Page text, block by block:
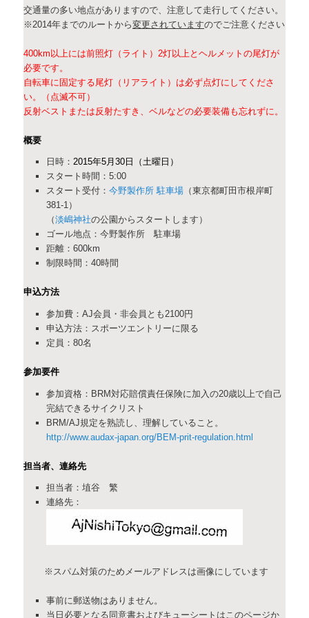
交通量の多い地点がありますので、注意して走行してください。
※2014年までのルートから変更されていますのでご注意ください
400km以上には前照灯（ライト）2灯以上とヘルメットの尾灯が
必要です。
自転車に固定する尾灯（リアライト）は必ず点灯にしてくださ
い。（点滅不可）
反射ベストまたは反射たすき、ベルなどの必要装備も忘れずに。
概要
日時： 2015年5月30日（土曜日）
スタート時間：5:00
スタート受付： 今野製作所 駐車場（東京都町田市根岸町
381-1）
（淡嶋神社の公園からスタートします）
ゴール地点：今野製作所 駐車場
距離：600km
制限時間：40時間
申込方法
参加費：AJ会員・非会員とも2100円
申込方法：スポーツエントリーに限る
定員：80名
参加要件
参加資格：BRM対応賠償責任保険に加入の20歳以上で自己
完結できるサイクリスト
BRM/AJ規定を熟読し、理解していること。
http://www.audax-japan.org/BEM-prit-regulation.html
担当者、連絡先
担当者：埴谷 繁
連絡先：
※スパム対策のためメールアドレスは画像にしています
事前に郵送物はありません。
当日必要となる同意書およびキューシートはこのページか